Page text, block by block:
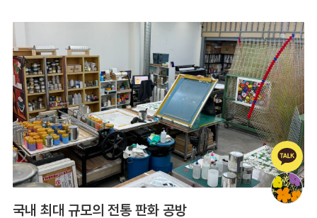
국내 최대 규모의 전통 판화 공방